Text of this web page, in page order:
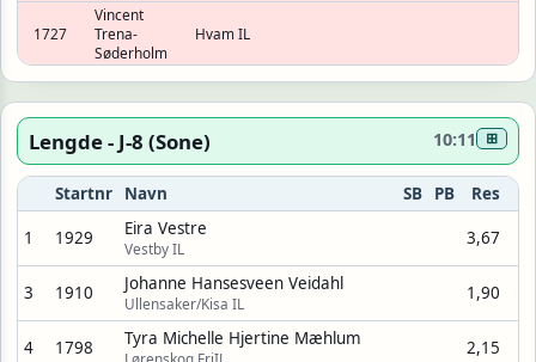
1727
Vincent
Trena-
Søderholm
Hvam IL
Lengde - J-8 (Sone) 10:11 ⊞
Startnr Navn SB PB Res
1 1929 Eira Vestre
Vestby IL
3,67
3 1910 Johanne Hansesveen Veidahl
Ullensaker/Kisa IL
1,90
4 1798 Tyra Michelle Hjertine Mæhlum 2,15